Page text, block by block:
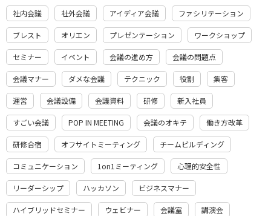
社内会議 社外会議 アイディア会議 ファシリテーション
ブレスト オリエン プレゼンテーション ワークショップ
セミナー イベント 会議の進め方 会議の問題点
会議マナー ダメな会議 テクニック 役割 集客
運営 会議設備 会議資料 研修 新入社員
すごい会議 POP IN MEETING 会議のオキテ 働き方改革
研修合宿 オフサイトミーティング チームビルディング
コミュニケーション 1on1ミーティング 心理的安全性
リーダーシップ ハッカソン ビジネスマナー
ハイブリッドセミナー ウェビナー 会議室 講演会